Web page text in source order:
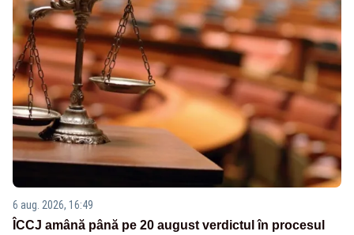
6 aug. 2026, 16:49
ÎCCJ amână până pe 20 august verdictul în procesul